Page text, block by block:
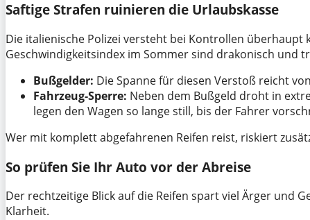
Saftige Strafen ruinieren die Urlaubskasse
Die italienische Polizei versteht bei Kontrollen überhaupt
Geschwindigkeitsindex im Sommer sind drakonisch und
Bußgelder: Die Spanne für diesen Verstoß reicht von
Fahrzeug-Sperre: Neben dem Bußgeld droht in
legen den Wagen so lange still, bis der Fahrer
Wer mit komplett abgefahrenen Reifen reist, riskiert
So prüfen Sie Ihr Auto vor der Abreise
Der rechtzeitige Blick auf die Reifen spart viel Ärger und
Klarheit.